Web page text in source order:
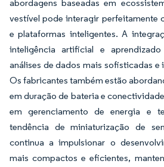
abordagens baseadas em
vestível pode interagir perfeitamente
e plataformas inteligentes. A
inteligência artificial e
análises de dados mais sofisticadas e
Os fabricantes também estão
em duração de bateria e
em gerenciamento de energia e
tendência de miniaturização de
continua a impulsionar o
mais compactos e eficientes,